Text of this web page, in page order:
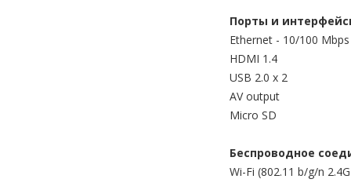
Порты и
Ethernet - 10/100
HDMI 1.4
USB 2.0 x 2
AV output
Micro SD
Беспроводное
Wi-Fi (802.11 b/g/n